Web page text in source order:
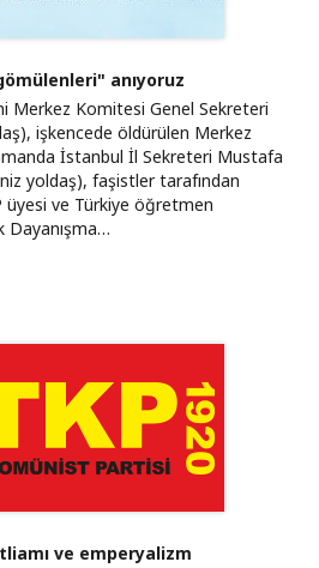
anıyoruz
Merkez Komitesi Genel Sekreteri
işkencede öldürülen Merkez
İstanbul İl Sekreteri Mustafa
yoldaş), faşistler tarafından
üyesi ve Türkiye öğretmen
Dayanışma…
ve emperyalizm